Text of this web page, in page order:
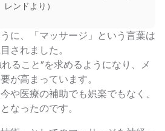
レンドより）
に、「マッサージ」という言葉は
されました。
ること”を求めるようになり、メ
が高まっています。
や医療の補助でも娯楽でもなく、
となったのです。